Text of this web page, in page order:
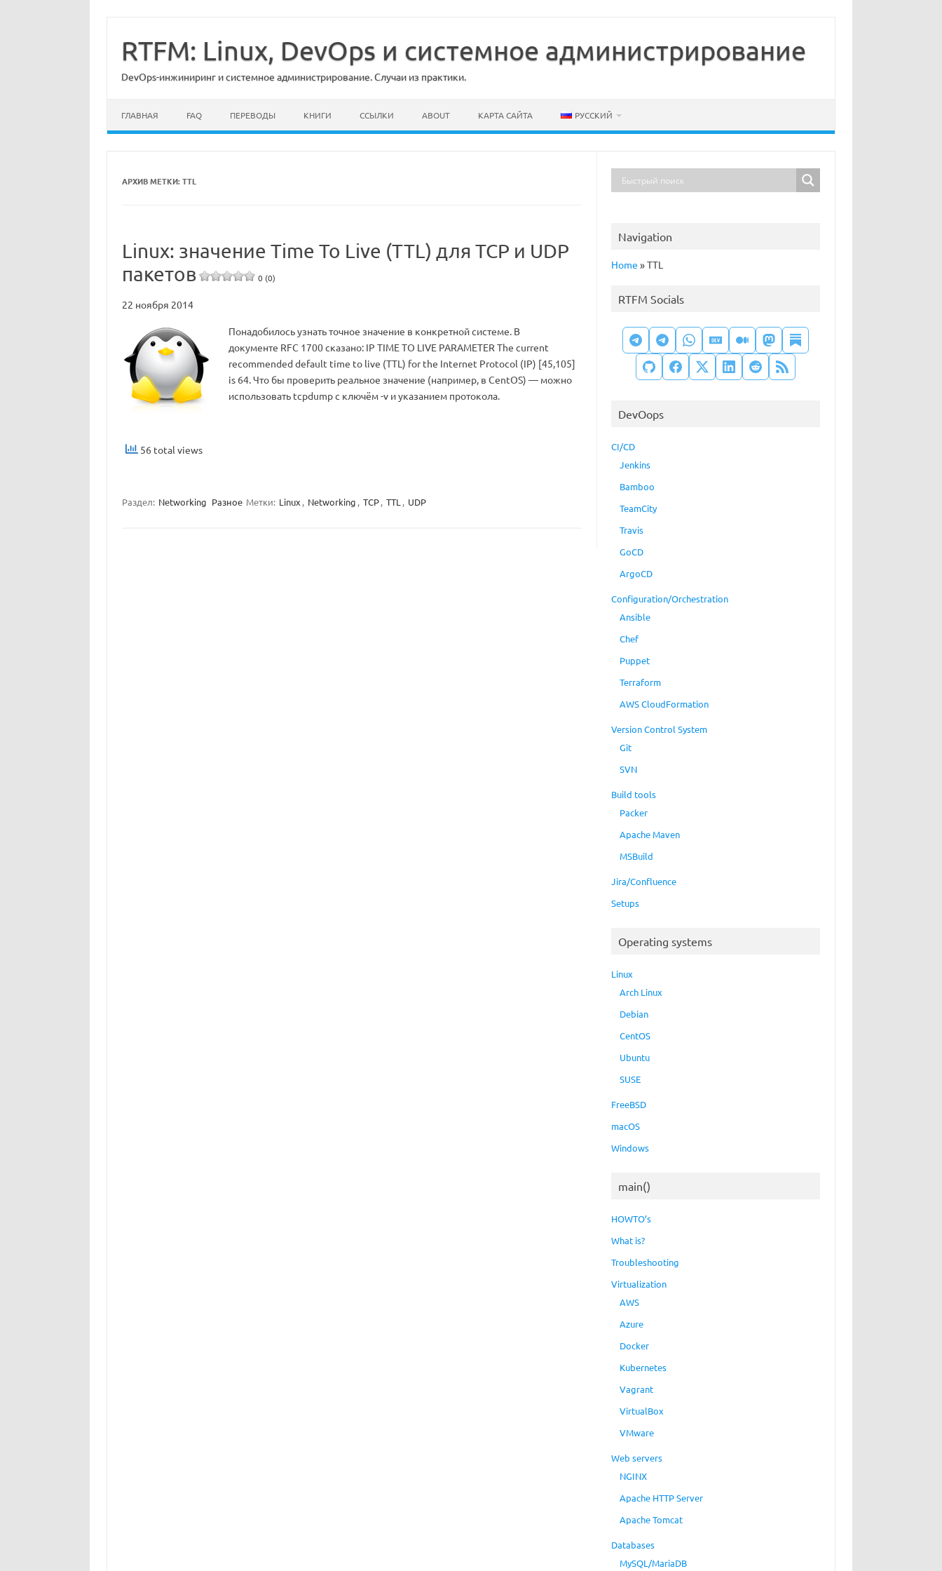
содержимому
RTFM: Linux, DevOps и системное администрирование
DevOps-инжиниринг и системное администрирование. Случаи из практики.
ГЛАВНАЯ FAQ ПЕРЕВОДЫ КНИГИ ССЫЛКИ ABOUT КАРТА САЙТА РУССКИЙ
АРХИВ МЕТКИ:TTL
Linux: значение Time To Live (TTL) для TCP и UDP
пакетов
0 (0)
22 ноября 2014
Понадобилось узнать точное значение в конкретной системе. В
документе RFC 1700 сказано: IP TIME TO LIVE PARAMETER The current
recommended default time to live (TTL) for the Internet Protocol (IP) [45,105]
is 64. Что бы проверить реальное значение (например, в CentOS) — можно
использовать tcpdump с ключём -v и указанием протокола.
56 total views
Раздел: Networking Разное Метки: Linux , Networking , TCP, TTL , UDP
Navigation
Home »TTL
RTFM Socials
DevOops
CI/CD
Jenkins
Bamboo
TeamCity
Travis
GoCD
ArgoCD
Configuration/Orchestration
Ansible
Chef
Puppet
Terraform
AWS CloudFormation
Version Control System
Git
SVN
Build tools
Packer
Apache Maven
MSBuild
Jira/Confluence
Setups
Operating systems
Linux
Arch Linux
Debian
CentOS
Ubuntu
SUSE
FreeBSD
macOS
Windows
main()
HOWTO’s
What is?
Troubleshooting
Virtualization
AWS
Azure
Docker
Kubernetes
Vagrant
VirtualBox
VMware
Web servers
NGINX
Apache HTTP Server
Apache Tomcat
Databases
MySQL/MariaDB